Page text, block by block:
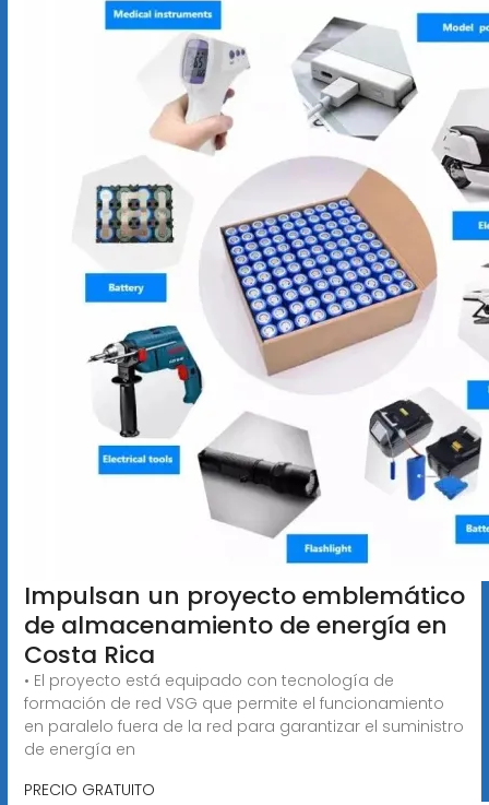
Impulsan un proyecto emblemático
de almacenamiento de energía en
Costa Rica
• El proyecto está equipado con tecnología de
formación de red VSG que permite el funcionamiento
en paralelo fuera de la red para garantizar el suministro
de energía en
PRECIO GRATUITO